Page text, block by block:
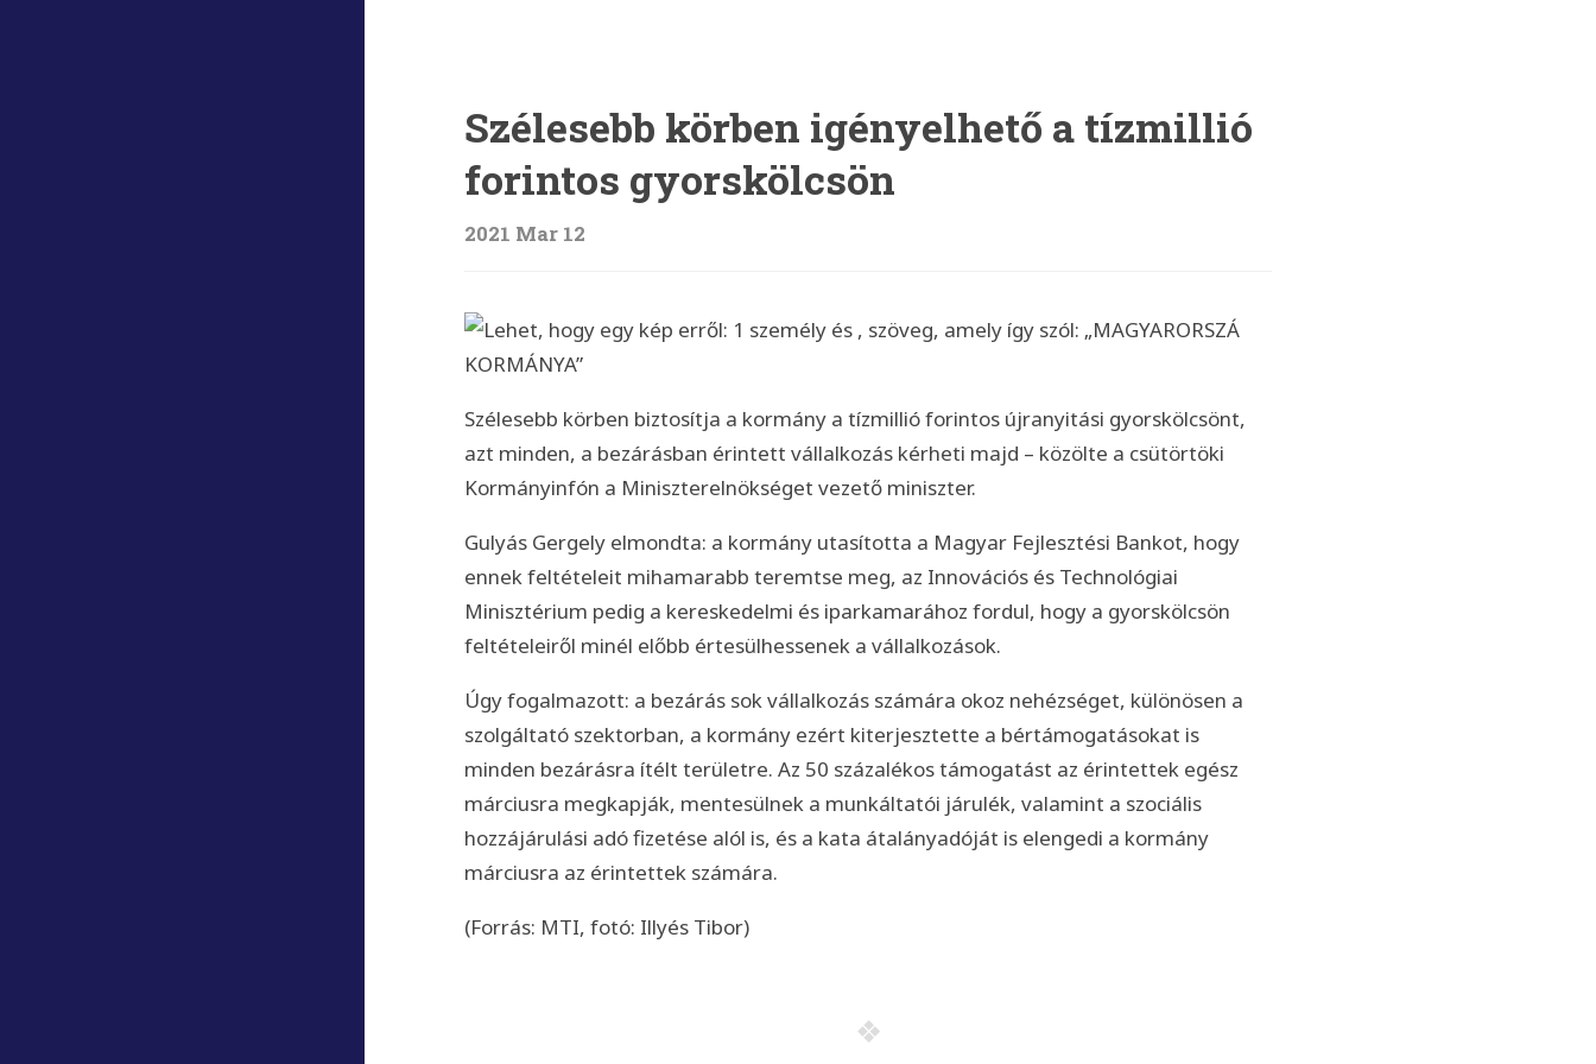
Szélesebb körben igényelhető a tízmillió
forintos gyorskölcsön
2021 Mar 12
Szélesebb körben biztosítja a kormány a tízmillió forintos újranyitási gyorskölcsönt,
azt minden, a bezárásban érintett vállalkozás kérheti majd – közölte a csütörtöki
Kormányinfón a Miniszterelnökséget vezető miniszter.
Gulyás Gergely elmondta: a kormány utasította a Magyar Fejlesztési Bankot, hogy
ennek feltételeit mihamarabb teremtse meg, az Innovációs és Technológiai
Minisztérium pedig a kereskedelmi és iparkamarához fordul, hogy a gyorskölcsön
feltételeiről minél előbb értesülhessenek a vállalkozások.
Úgy fogalmazott: a bezárás sok vállalkozás számára okoz nehézséget, különösen a
szolgáltató szektorban, a kormány ezért kiterjesztette a bértámogatásokat is
minden bezárásra ítélt területre. Az 50 százalékos támogatást az érintettek egész
márciusra megkapják, mentesülnek a munkáltatói járulék, valamint a szociális
hozzájárulási adó fizetése alól is, és a kata átalányadóját is elengedi a kormány
márciusra az érintettek számára.
(Forrás: MTI, fotó: Illyés Tibor)